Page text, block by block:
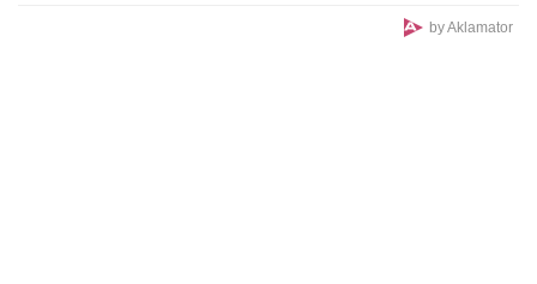
by Aklamator